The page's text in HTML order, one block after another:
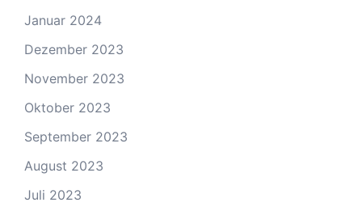
Januar 2024
Dezember 2023
November 2023
Oktober 2023
September 2023
August 2023
Juli 2023